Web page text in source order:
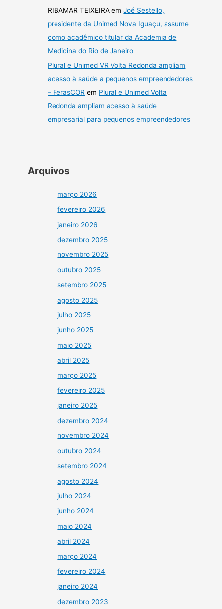
RIBAMAR TEIXEIRA emJoé Sestello,
presidente da Unimed Nova Iguaçu, assume
como acadêmico titular da Academia de
Medicina do Rio de Janeiro
Plural e Unimed VR Volta Redonda ampliam
acesso à saúde a pequenos empreendedores
– FerasCOR em Plural e Unimed Volta
Redonda ampliam acesso à saúde
empresarial para pequenos empreendedores
Arquivos
março 2026
fevereiro 2026
janeiro 2026
dezembro 2025
novembro 2025
outubro 2025
setembro 2025
agosto 2025
julho 2025
junho 2025
maio 2025
abril 2025
março 2025
fevereiro 2025
janeiro 2025
dezembro 2024
novembro 2024
outubro 2024
setembro 2024
agosto 2024
julho 2024
junho 2024
maio 2024
abril 2024
março 2024
fevereiro 2024
janeiro 2024
dezembro 2023